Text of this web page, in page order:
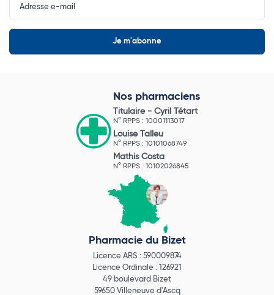
Newsletter
Nos pharmaciens
Titulaire - Cyril Tétart
N° RPPS : 10001113017
Louise Talleu
N° RPPS : 10101068749
Mathis Costa
N° RPPS : 10102026845
Pharmacie du Bizet
Licence ARS : 590009874
Licence Ordinale : 126921
49 boulevard Bizet
59650 Villeneuve d'Ascq